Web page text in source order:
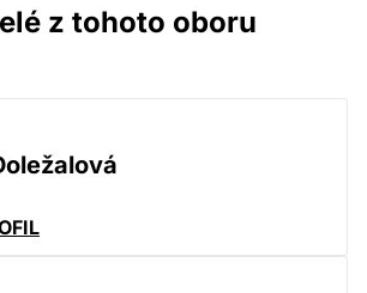
z tohoto oboru